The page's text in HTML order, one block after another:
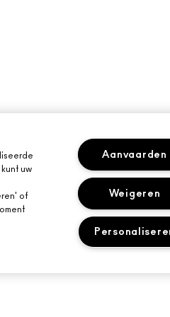
uw
of
Aanvaarden
Weigeren